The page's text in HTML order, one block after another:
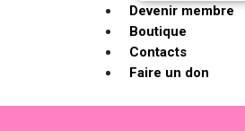
Devenir membre
Boutique
Contacts
Faire un don